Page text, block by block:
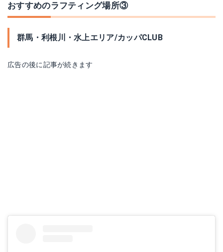
おすすめのラフティング場所③
群馬・利根川・水上エリア/カッパCLUB
広告の後に記事が続きます